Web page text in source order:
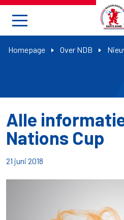
Homepage Over NDB
Alle
Nations Cup
21 juni 2018